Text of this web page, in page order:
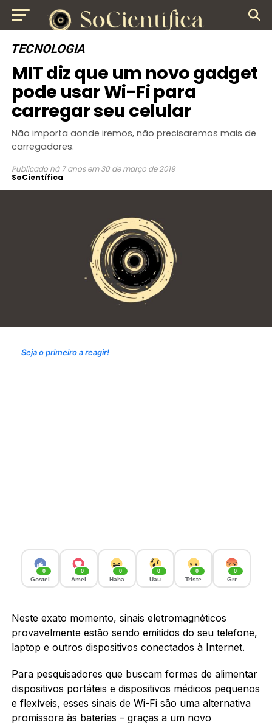
TECNOLOGIA
MIT diz que um novo gadget
pode usar Wi-Fi para
carregar seu celular
Não importa aonde iremos, não precisaremos mais de
carregadores.
Publicado há 7 anos em 30 de março de 2019
SoCientífica
Seja o primeiro a reagir!
0
Gostei
0
Amei
0
Haha
0
Uau
0
Triste
0
Grr
Neste exato momento, sinais eletromagnéticos
provavelmente estão sendo emitidos do seu telefone,
laptop e outros dispositivos conectados à Internet.
Para pesquisadores que buscam formas de alimentar
dispositivos portáteis e dispositivos médicos pequenos
e flexíveis, esses sinais de Wi-Fi são uma alternativa
promissora às baterias – graças a um novo